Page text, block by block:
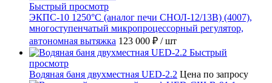
Быстрый просмотр
ЭКПС-10 1250°С (аналог печи СНОЛ-12/13В) (4007),
многоступенчатый микропроцессорный регулятор,
автономная вытяжка 123 000 ₽ / шт
Быстрый
просмотр
Водяная баня двухместная UED-2.2 Цена по запросу